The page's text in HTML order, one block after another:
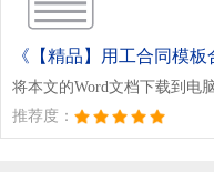
《【精品】用工合同模板
将本文的Word文档下载到电
推荐度：